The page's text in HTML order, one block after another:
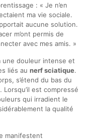
: « Je n’en
ma vie sociale.
aucune solution.
m’ont permis de
avec mes amis. »
une douleur intense et
liés au nerf sciatique.
s’étend du bas du
Lorsqu’il est compressé
qui irradient le
la qualité
manifestent